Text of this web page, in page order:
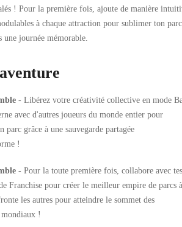
! Pour la première fois, ajoute de manière
à chaque attraction pour sublimer ton parc
journée mémorable.
- Libérez votre créativité collective en mode
avec d'autres joueurs du monde entier pour
parc grâce à une sauvegarde partagée
!
- Pour la toute première fois, collabore avec tes
Franchise pour créer le meilleur empire de parcs à
les autres pour atteindre le sommet des
mondiaux !